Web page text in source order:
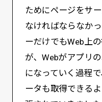
ためにページをサ
なければならなか
ーだけでもWeb上
が、Webがアプリ
になっていく過程
ータも取得できる